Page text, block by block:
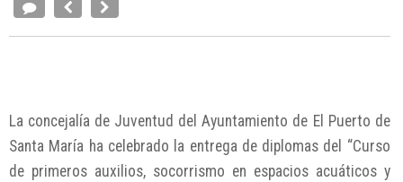
La concejalía de Juventud del Ayuntamiento de El Puerto de
Santa María ha celebrado la entrega de diplomas del “Curso
de primeros auxilios, socorrismo en espacios acuáticos y